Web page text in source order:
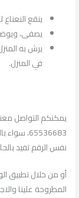
ينقع
يصفى،
يرش به
في المنزل.
يمكنكم التواصل
نفس الرقم تفيد
أو من خلال تطبيق
المطروحة علينا